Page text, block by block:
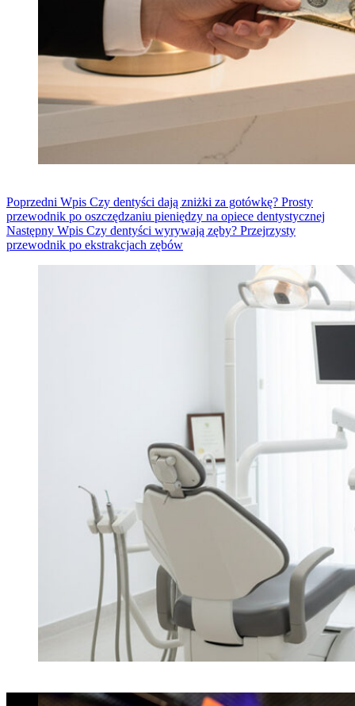
Poprzedni Wpis Czy dentyści dają zniżki za gotówkę? Prosty
przewodnik po oszczędzaniu pieniędzy na opiece dentystycznej
Następny Wpis Czy dentyści wyrywają zęby? Przejrzysty
przewodnik po ekstrakcjach zębów